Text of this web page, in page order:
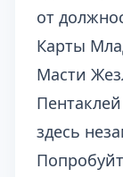
от
Карты
Масти
здесь